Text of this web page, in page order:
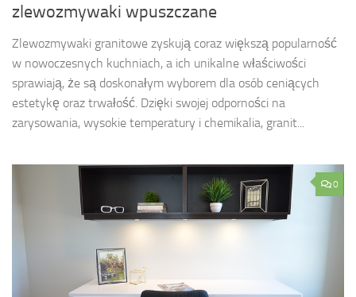
zlewozmywaki wpuszczane
Zlewozmywaki granitowe zyskują coraz większą popularność
w nowoczesnych kuchniach, a ich unikalne właściwości
sprawiają, że są doskonałym wyborem dla osób ceniących
estetykę oraz trwałość. Dzięki swojej odporności na
zarysowania, wysokie temperatury i chemikalia, granit...
0